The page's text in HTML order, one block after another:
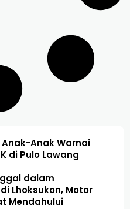
Anak Warnai
di Pulo Lawang
dalam
Lhoksukon, Motor
Mendahului